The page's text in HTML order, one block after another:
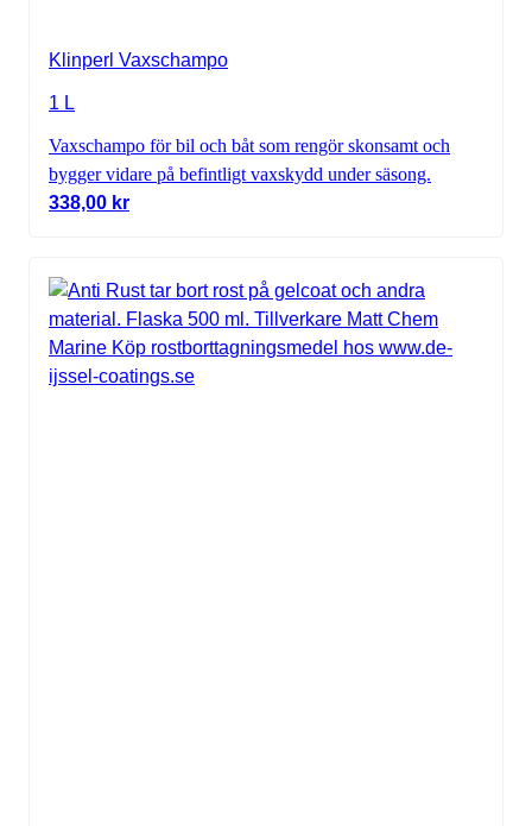
Klinperl Vaxschampo
1 L
Vaxschampo för bil och båt som rengör skonsamt och
bygger vidare på befintligt vaxskydd under säsong.
338,00 kr